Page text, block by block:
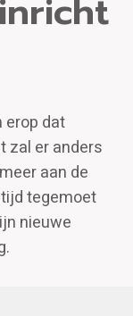
erop dat
zal er anders
aan de
tegemoet
nieuwe